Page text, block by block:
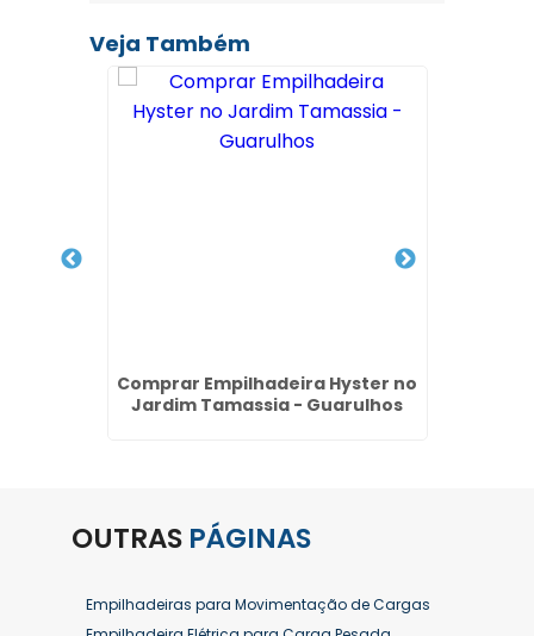
Veja Também
Comprar Empilhadeira Hyster no
Jardim Tamassia - Guarulhos
OUTRAS PÁGINAS
Empilhadeiras para Movimentação de Cargas